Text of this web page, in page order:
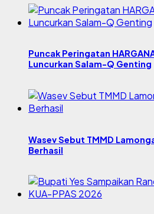
Puncak Peringatan
Luncurkan Salam-Q Genting
Wasev Sebut TMMD
Berhasil